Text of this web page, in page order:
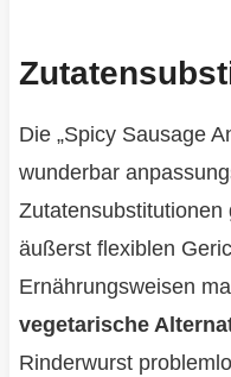
Die „Spicy Sausage
wunderbar
Zutatensubstitutionen
äußerst flexiblen
Ernährungsweisen
vegetarische
Rinderwurst